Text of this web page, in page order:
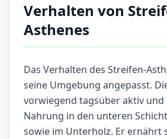
Verhalten von
Asthenes
Das Verhalten des Streifen-
seine Umgebung angepasst.
vorwiegend tagsüber aktiv und
Nahrung in den unteren
sowie im Unterholz. Er ernährt